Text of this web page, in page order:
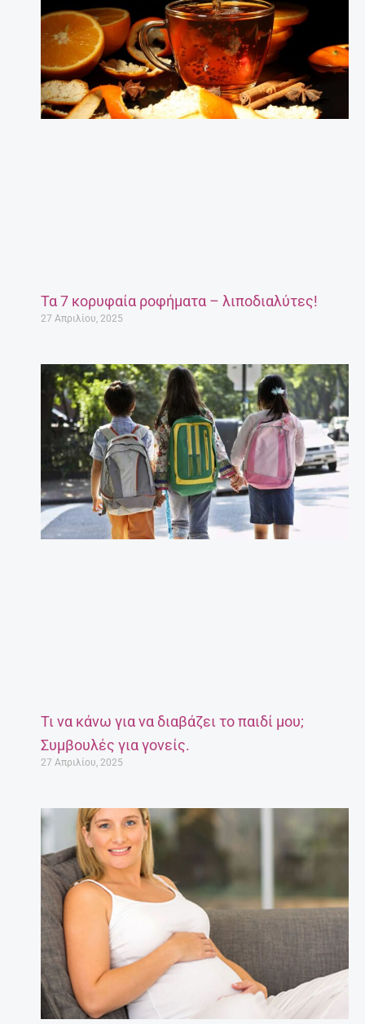
Τα 7 κορυφαία ροφήματα – λιποδιαλύτες!
27 Απριλίου, 2025
Τι να κάνω για να διαβάζει το παιδί μου;
Συμβουλές για γονείς.
27 Απριλίου, 2025